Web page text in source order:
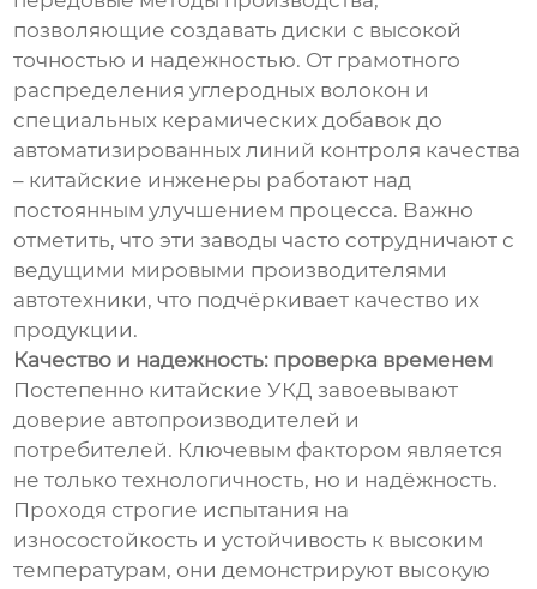
позволяющие создавать диски с высокой
точностью и надежностью. От грамотного
распределения углеродных волокон и
специальных керамических добавок до
автоматизированных линий контроля качества
– китайские инженеры работают над
постоянным улучшением процесса. Важно
отметить, что эти заводы часто сотрудничают с
ведущими мировыми производителями
автотехники, что подчёркивает качество их
продукции.
Качество и надежность: проверка временем
Постепенно китайские УКД завоевывают
доверие автопроизводителей и
потребителей. Ключевым фактором является
не только технологичность, но и надёжность.
Проходя строгие испытания на
износостойкость и устойчивость к высоким
температурам, они демонстрируют высокую